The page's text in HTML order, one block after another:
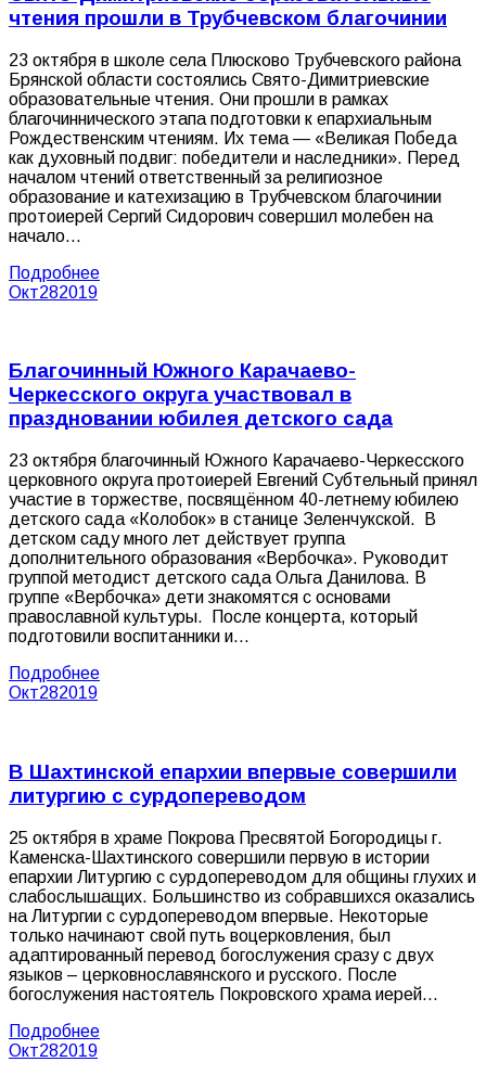
чтения прошли в Трубчевском благочинии
23 октября в школе села Плюсково Трубчевского района
Брянской области состоялись Свято-Димитриевские
образовательные чтения. Они прошли в рамках
благочиннического этапа подготовки к епархиальным
Рождественским чтениям. Их тема — «Великая Победа
как духовный подвиг: победители и наследники». Перед
началом чтений ответственный за религиозное
образование и катехизацию в Трубчевском благочинии
протоиерей Сергий Сидорович совершил молебен на
начало…
Подробнее
Окт282019
Благочинный Южного Карачаево-
Черкесского округа участвовал в
праздновании юбилея детского сада
23 октября благочинный Южного Карачаево-Черкесского
церковного округа протоиерей Евгений Субтельный принял
участие в торжестве, посвящённом 40-летнему юбилею
детского сада «Колобок» в станице Зеленчукской. В
детском саду много лет действует группа
дополнительного образования «Вербочка». Руководит
группой методист детского сада Ольга Данилова. В
группе «Вербочка» дети знакомятся с основами
православной культуры. После концерта, который
подготовили воспитанники и…
Подробнее
Окт282019
В Шахтинской епархии впервые совершили
литургию с сурдопереводом
25 октября в храме Покрова Пресвятой Богородицы г.
Каменска-Шахтинского совершили первую в истории
епархии Литургию с сурдопереводом для общины глухих и
слабослышащих. Большинство из собравшихся оказались
на Литургии с сурдопереводом впервые. Некоторые
только начинают свой путь воцерковления, был
адаптированный перевод богослужения сразу с двух
языков – церковнославянского и русского. После
богослужения настоятель Покровского храма иерей…
Подробнее
Окт282019